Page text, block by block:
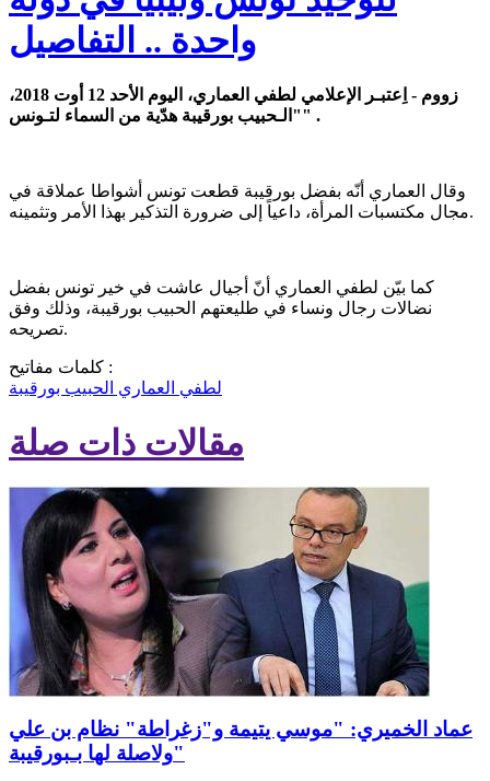
واحدة .. التفاصيل
زووم - اِعتبـر الإعلامي لطفي العماري، اليوم الأحد 12 أوت 2018،
"الـحبيب بورقيبة هدّية من السماء لتـونس" .
وقال العماري أنّه بفضل بورقيبة قطعت تونس أشواطا عملاقة في
مجال مكتسبات المرأة، داعياً إلى ضرورة التذكير بهذا الأمر وتثمينه.
كما بيّن لطفي العماري أنّ أجيال عاشت في خير تونس بفضل
نضالات رجال ونساء في طليعتهم الحبيب بورقيبة، وذلك وفق
تصريحه.
كلمات مفاتيح :
لطفي العماري الحبيب بورقيبة
مقالات ذات صلة
عماد الخميري: "موسي يتيمة و"زغراطة" نظام بن علي
ولاصلة لها بـبورقيبة"